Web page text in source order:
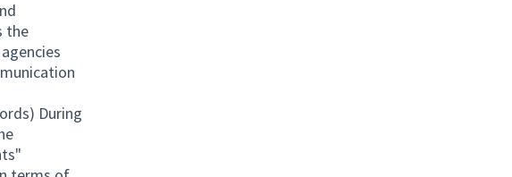
the
During